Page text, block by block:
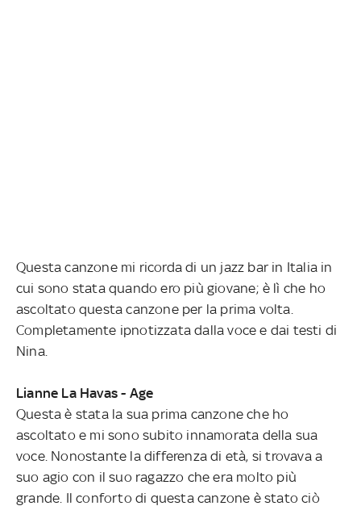
Questa canzone mi ricorda di un jazz bar in Italia in
cui sono stata quando ero più giovane; è lì che ho
ascoltato questa canzone per la prima volta.
Completamente ipnotizzata dalla voce e dai testi di
Nina.
Lianne La Havas - Age
Questa è stata la sua prima canzone che ho
ascoltato e mi sono subito innamorata della sua
voce. Nonostante la differenza di età, si trovava a
suo agio con il suo ragazzo che era molto più
grande. Il conforto di questa canzone è stato ciò